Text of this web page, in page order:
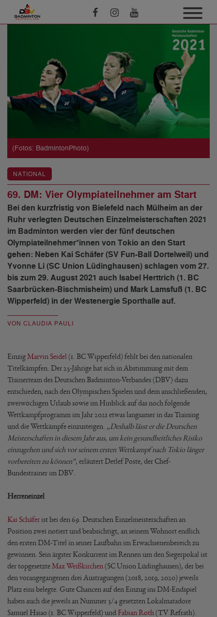
(Fotos: BadmintonPhoto)
NATIONAL
69. DM: Vier Olympiateilnehmer am Start
Bei den kurzfristig von Bielefeld nach Mülheim an der
Ruhr verlegten Deutschen Einzelmeisterschaften 2021
im Badminton werden vier der fünf deutschen
Olympiateilnehmer*innen von Tokio an den Start
gehen: Neben Kai Schäfer (SV Fun-Ball Dortelweil) und
Yvonne Li (SC Union Lüdinghausen) schlagen vom 27.
bis zum 29. August 2021 auch Isabel Herttrich (1. BC
Saarbrücken-Bischmisheim) und Mark Lamsfuß (1. BC
Wipperfeld) in der Westenergie Sporthalle auf.
VON CLAUDIA PAULI
EinzigMarvin Seidel (1. BC Wipperfeld) fehlt bei den nationalen
Titelkämpfen. Der 25-Jährige hat sich in Abstimmung mit dem
Trainerteam des Deutschen Badminton-Verbandes (DBV) dazu
entschieden, nach den Olympischen Spielen und dem anschließenden,
zweiwöchigen Urlaub sowie im Hinblick auf das noch folgende
Wettkampfprogramm im Jahr 2021 etwas langsamer in das Training
und die Wettkämpfe einzusteigen. „Deshalb lässt er die Deutschen
Meisterschaften in diesem Jahr aus, um kein gesundheitliches Risiko
einzugehen und sich vor seinem ersten Wettkampf nach Tokio länger
vorbereiten zu können“, erläutert Detlef Poste, der Chef-
Bundestrainer im DBV.
Herreneinzel
Kai Schäfer ist bei den 69. Deutschen Einzelmeisterschaften an
Position zwei notiert und beabsichtigt, an seinem Wohnort endlich
den ersten DM-Titel in seiner Laufbahn im Erwachsenenbereich zu
gewinnen. Sein ärgster Konkurrent im Rennen um den Siegerpokal ist
der topgesetzteMax Weißkirchen (SC Union Lüdinghausen), der bei
den vorangegangenen drei Austragungen (2018, 2019, 2020) jeweils
Platz eins belegte. Gute Chancen auf den Einzug ins DM-Endspiel
haben auch die jeweils an Nummer 3/4 gesetzten Lokalmatadore
Samuel Hsiao (1. BC Wipperfeld) und Fabian Roth (TV Refrath).